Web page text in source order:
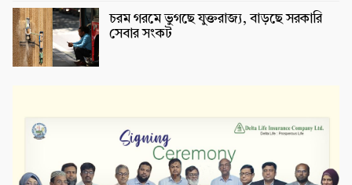
চরম গরমে ভুগছে যুক্তরাজ্য, বাড়ছে সরকারি
সেবার সংকট